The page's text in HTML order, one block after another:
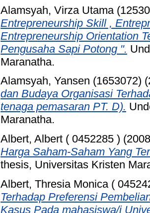
Alamsyah, Virza Utama
Entrepreneurship Skill ,
Entrepreneurship Orientation
Pengusaha Sapi Potong ".
Maranatha.
Alamsyah, Yansen (1653072)
dan Budaya Organisasi
tenaga pemasaran PT. D).
Maranatha.
Albert, Albert ( 0452285 )
Harga Saham-Saham Yang
thesis, Universitas Kristen
Albert, Thresia Monica (
Terhadap Preferensi
Kasus Pada mahasiswa/i